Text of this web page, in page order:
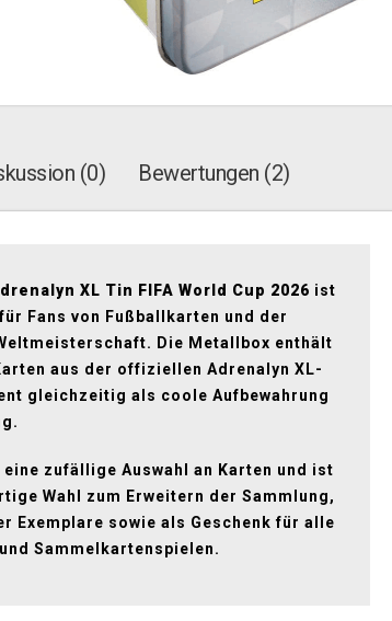
(0) Bewertungen (2)
XL Tin FIFA World Cup 2026 ist
Fans von Fußballkarten und der
Die Metallbox enthält
aus der offiziellen Adrenalyn XL-
gleichzeitig als coole Aufbewahrung
zufällige Auswahl an Karten und ist
Wahl zum Erweitern der Sammlung,
Exemplare sowie als Geschenk für alle
Sammelkartenspielen.